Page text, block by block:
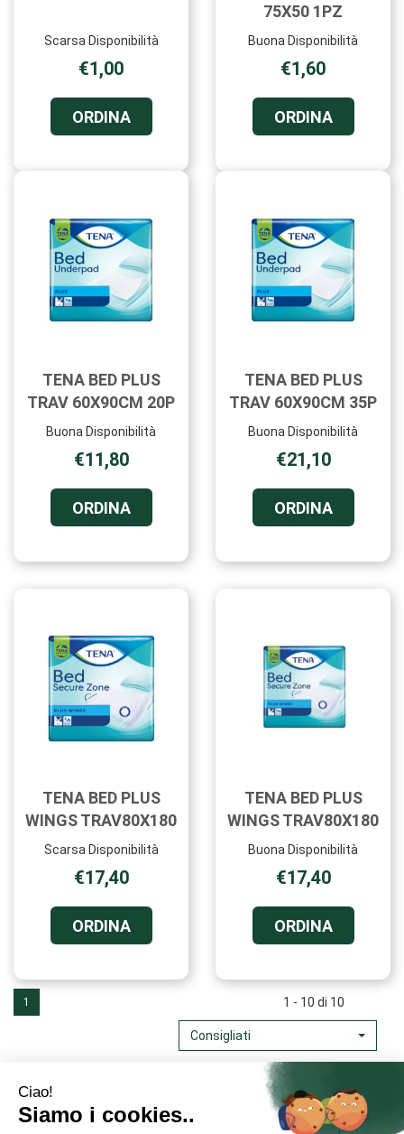
Scarsa Disponibilità
€1,00
ORDINA
STER
CARRELLO
75X50 1PZ
Buona Disponibilità
€1,60
ORDINA
STERILE
1PZ AL
TENA BED PLUS
TRAV 60X90CM 20P
Buona Disponibilità
€11,80
ORDINA
BED
TRAV
TENA BED PLUS
TRAV 60X90CM 35P
Buona Disponibilità
€21,10
ORDINA
BED
TRAV
TENA BED PLUS
WINGS TRAV80X180
Scarsa Disponibilità
€17,40
ORDINA
BED
WINGS
CARRELLO
TENA BED PLUS
WINGS TRAV80X180
Buona Disponibilità
€17,40
ORDINA
BED
WINGS
1 1 - 10 di 10
Consigliati
Link Veloci